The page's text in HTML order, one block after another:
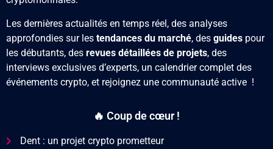
Les dernières actualités en temps réel, des analyses
approfondies sur les tendances du marché, des guides pour
les débutants, des revues détaillées de projets, des
interviews exclusives d’experts, un calendrier complet des
événements crypto, et rejoignez une communauté active !
🔥 Coup de cœur !
Dent : un projet crypto prometteur